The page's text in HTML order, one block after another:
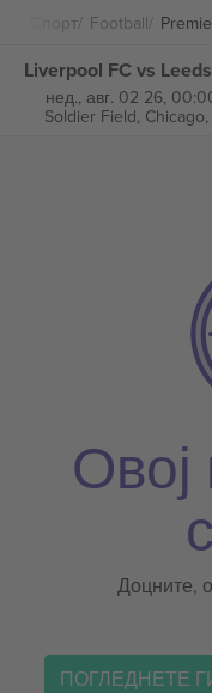
Спорт Football
Liverpool FC vs
нед., авг. 02 26,
Soldier Field,
Овој
Доцните,
ПОГЛЕДНЕТЕ